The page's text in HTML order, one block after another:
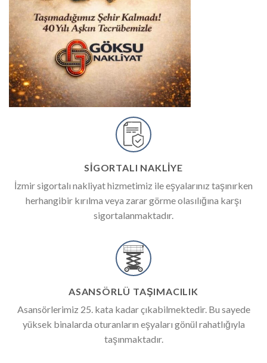
İzmir sigortalı nakliyat hizmetimiz ile eşyalarınız taşınırken
herhangibir kırılma veya zarar görme olasılığına karşı
sigortalanmaktadır.